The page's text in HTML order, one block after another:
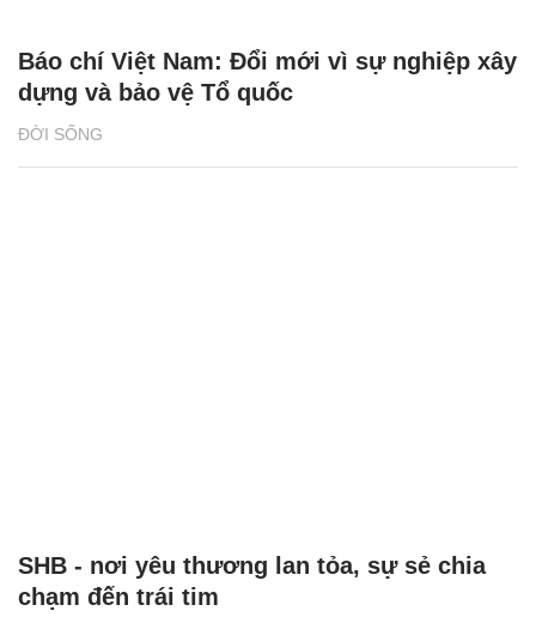
ĐỜI SỐNG
Báo chí Việt Nam: Đổi mới vì sự nghiệp xây
dựng và bảo vệ Tổ quốc
SHB - nơi yêu thương lan tỏa, sự sẻ chia
chạm đến trái tim